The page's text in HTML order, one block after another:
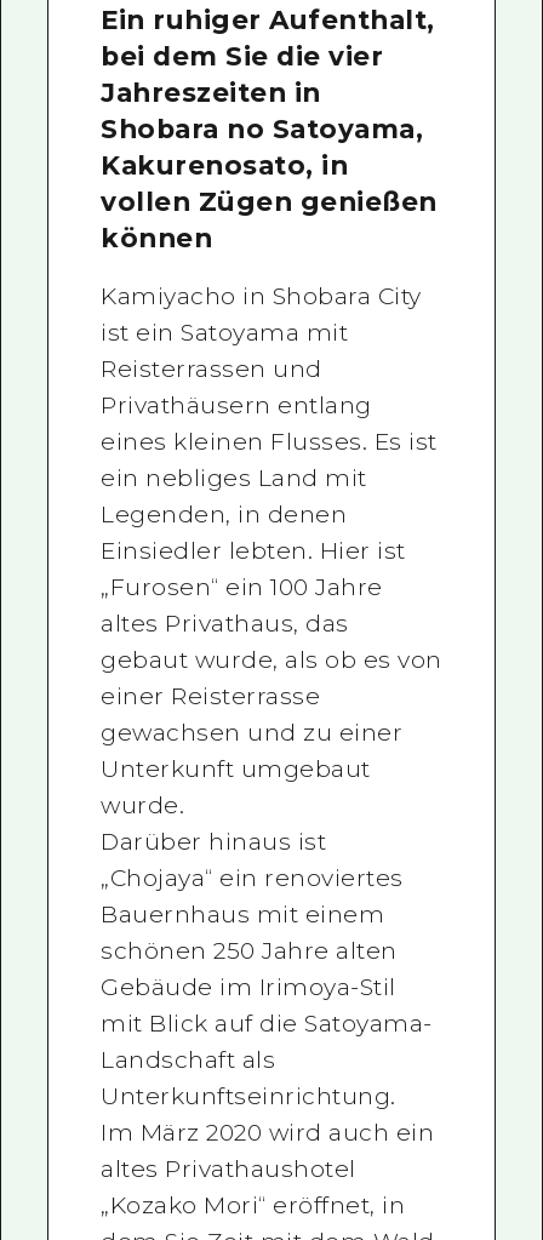
Ein ruhiger Aufenthalt,
bei dem Sie die vier
Jahreszeiten in
Shobara no Satoyama,
Kakurenosato, in
vollen Zügen genießen
können
Kamiyacho in Shobara City
ist ein Satoyama mit
Reisterrassen und
Privathäusern entlang
eines kleinen Flusses. Es ist
ein nebliges Land mit
Legenden, in denen
Einsiedler lebten. Hier ist
„Furosen“ ein 100 Jahre
altes Privathaus, das
gebaut wurde, als ob es von
einer Reisterrasse
gewachsen und zu einer
Unterkunft umgebaut
wurde.
Darüber hinaus ist
„Chojaya“ ein renoviertes
Bauernhaus mit einem
schönen 250 Jahre alten
Gebäude im Irimoya-Stil
mit Blick auf die Satoyama-
Landschaft als
Unterkunftseinrichtung.
Im März 2020 wird auch ein
altes Privathaushotel
„Kozako Mori“ eröffnet, in